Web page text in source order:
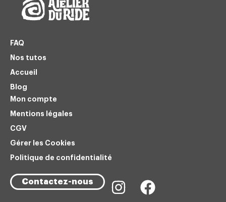
Mon compte
Mentions légales
CGV
Gérer les Cookies
Politique de confidentialité
FAQ
Nos tutos
Accueil
Blog
Contactez-nous